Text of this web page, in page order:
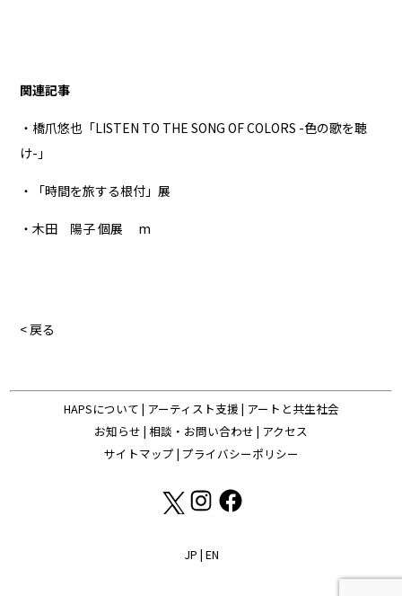
関連記事
・橋爪悠也「LISTEN TO THE SONG OF COLORS -色の歌を聴
け-」
・「時間を旅する根付」展
・木田 陽子 個展 m
< 戻る
HAPSについて | アーティスト支援 | アートと共生社会
お知らせ | 相談・お問い合わせ | アクセス
サイトマップ | プライバシーポリシー
JP | EN